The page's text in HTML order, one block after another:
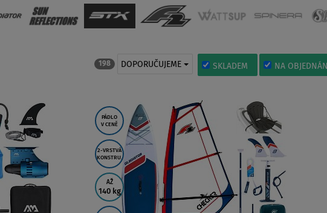
198 DOPORUČUJEME SKLADEM NA OBJEDNÁNÍ
PÁDLO
V CENĚ
2-VRSTVÁ
KONSTRU.
AŽ
140 kg